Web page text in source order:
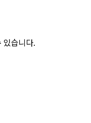
있습니다.